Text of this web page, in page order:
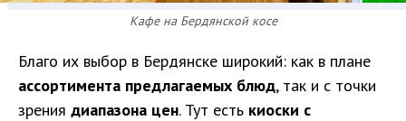
Кафе на Бердянской косе
Благо их выбор в Бердянске широкий: как в плане
ассортимента предлагаемых блюд, так и с точки
зрения диапазона цен. Тут есть киоски с